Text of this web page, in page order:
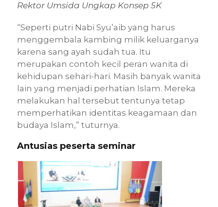
Rektor Umsida Ungkap Konsep 5K
“Seperti putri Nabi Syu’aib yang harus
menggembala kambing milik keluarganya
karena sang ayah sudah tua. Itu
merupakan contoh kecil peran wanita di
kehidupan sehari-hari. Masih banyak wanita
lain yang menjadi perhatian Islam. Mereka
melakukan hal tersebut tentunya tetap
memperhatikan identitas keagamaan dan
budaya Islam,” tuturnya.
Antusias peserta seminar